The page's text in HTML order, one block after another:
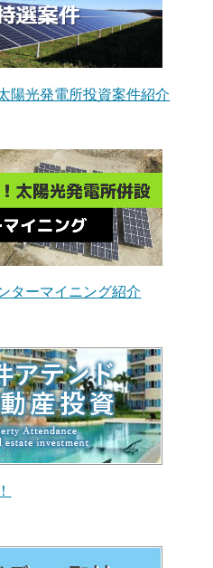
陽光発電所投資案件紹介
ターマイニング紹介